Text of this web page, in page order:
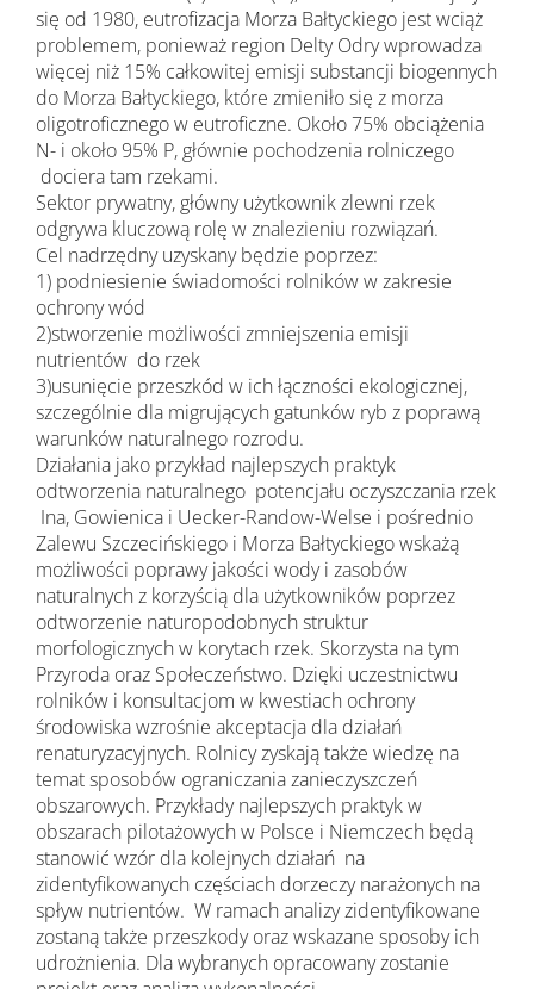
się od 1980, eutrofizacja Morza Bałtyckiego jest wciąż
problemem, ponieważ region Delty Odry wprowadza
więcej niż 15% całkowitej emisji substancji biogennych
do Morza Bałtyckiego, które zmieniło się z morza
oligotroficznego w eutroficzne. Około 75% obciążenia
N- i około 95% P, głównie pochodzenia rolniczego
dociera tam rzekami.
Sektor prywatny, główny użytkownik zlewni rzek
odgrywa kluczową rolę w znalezieniu rozwiązań.
Cel nadrzędny uzyskany będzie poprzez:
1) podniesienie świadomości rolników w zakresie
ochrony wód
2)stworzenie możliwości zmniejszenia emisji
nutrientów do rzek
3)usunięcie przeszkód w ich łączności ekologicznej,
szczególnie dla migrujących gatunków ryb z poprawą
warunków naturalnego rozrodu.
Działania jako przykład najlepszych praktyk
odtworzenia naturalnego potencjału oczyszczania rzek
Ina, Gowienica i Uecker-Randow-Welse i pośrednio
Zalewu Szczecińskiego i Morza Bałtyckiego wskażą
możliwości poprawy jakości wody i zasobów
naturalnych z korzyścią dla użytkowników poprzez
odtworzenie naturopodobnych struktur
morfologicznych w korytach rzek. Skorzysta na tym
Przyroda oraz Społeczeństwo. Dzięki uczestnictwu
rolników i konsultacjom w kwestiach ochrony
środowiska wzrośnie akceptacja dla działań
renaturyzacyjnych. Rolnicy zyskają także wiedzę na
temat sposobów ograniczania zanieczyszczeń
obszarowych. Przykłady najlepszych praktyk w
obszarach pilotażowych w Polsce i Niemczech będą
stanowić wzór dla kolejnych działań na
zidentyfikowanych częściach dorzeczy narażonych na
spływ nutrientów. W ramach analizy zidentyfikowane
zostaną także przeszkody oraz wskazane sposoby ich
udrożnienia. Dla wybranych opracowany zostanie